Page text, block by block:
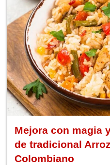
Mejora con magia
de tradicional
Colombiano